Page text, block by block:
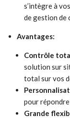
s’intègre à
de gestion de
Avantages:
Contrôle
solution sur
total sur vos
pour
Grande